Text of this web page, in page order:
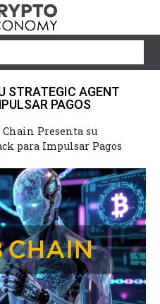
STRATEGIC AGENT
PAGOS
Chain Presenta su
para Impulsar Pagos